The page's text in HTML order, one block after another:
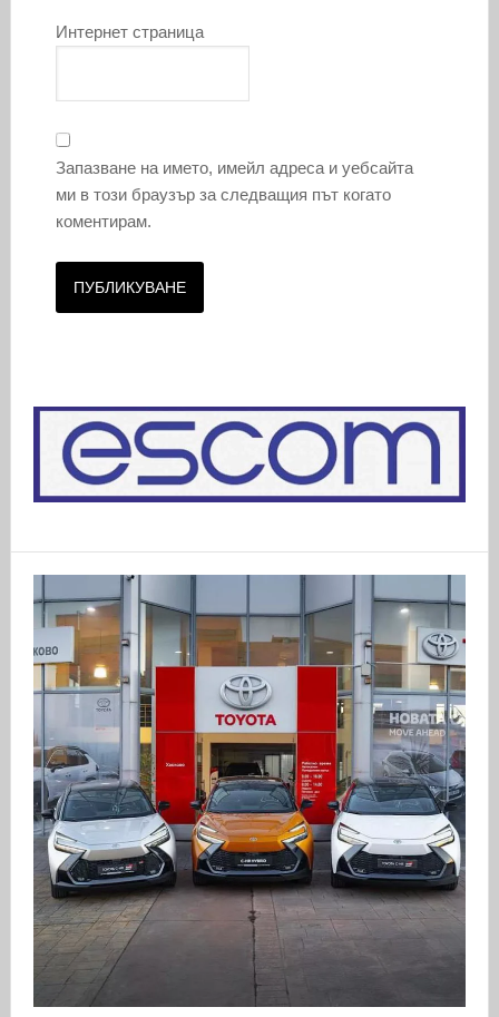
Интернет страница
Запазване на името, имейл адреса и уебсайта
ми в този браузър за следващия път когато
коментирам.